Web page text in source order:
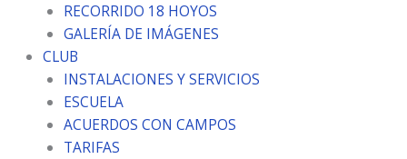
RECORRIDO 18 HOYOS
GALERÍA DE IMÁGENES
CLUB
INSTALACIONES Y SERVICIOS
ESCUELA
ACUERDOS CON CAMPOS
TARIFAS